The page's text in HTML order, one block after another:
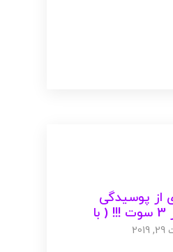
از پوسیدگی
دندان در 3 سوت !!! ( با